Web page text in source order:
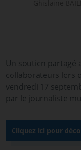
Un soutien partagé
collaborateurs lors
vendredi 17
par le journaliste
Cliquez ici pour